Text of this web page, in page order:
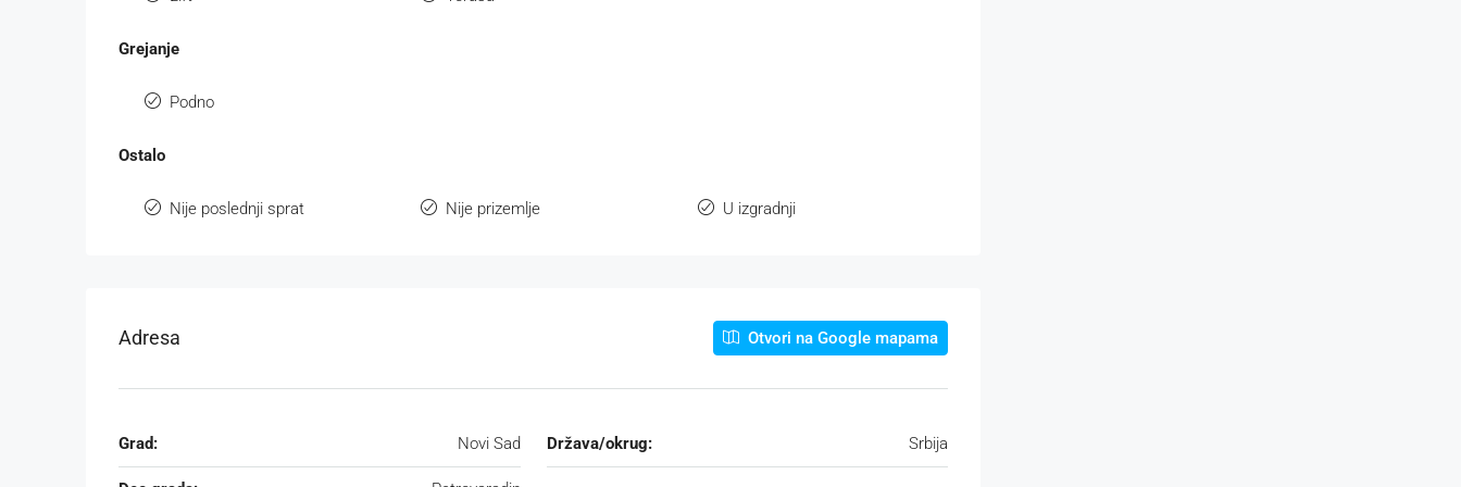
Grejanje
Podno
Ostalo
Nije poslednji sprat Nije prizemlje U izgradnji
Adresa Otvori na Google mapama
Grad: Novi Sad Država/okrug: Srbija